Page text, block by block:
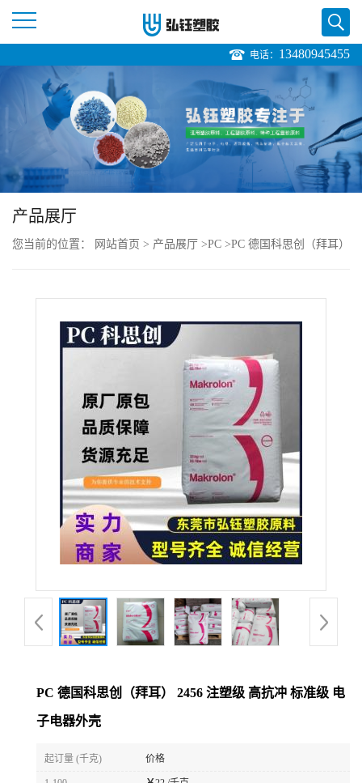
页
公
品
展
证
电话： 13480945455
产品展厅
您当前的位置： 网站首页 > 产品展厅 >PC >PC 德国科思创（拜耳）
PC 德国科思创（拜耳） 2456 注塑级 高抗冲 标准级 电
子电器外壳
起订量 (千克) 价格